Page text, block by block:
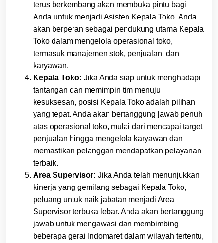
terus berkembang akan membuka pintu bagi
Anda untuk menjadi Asisten Kepala Toko. Anda
akan berperan sebagai pendukung utama Kepala
Toko dalam mengelola operasional toko,
termasuk manajemen stok, penjualan, dan
karyawan.
Kepala Toko: Jika Anda siap untuk menghadapi
tantangan dan memimpin tim menuju
kesuksesan, posisi Kepala Toko adalah pilihan
yang tepat. Anda akan bertanggung jawab penuh
atas operasional toko, mulai dari mencapai target
penjualan hingga mengelola karyawan dan
memastikan pelanggan mendapatkan pelayanan
terbaik.
Area Supervisor: Jika Anda telah menunjukkan
kinerja yang gemilang sebagai Kepala Toko,
peluang untuk naik jabatan menjadi Area
Supervisor terbuka lebar. Anda akan bertanggung
jawab untuk mengawasi dan membimbing
beberapa gerai Indomaret dalam wilayah tertentu,